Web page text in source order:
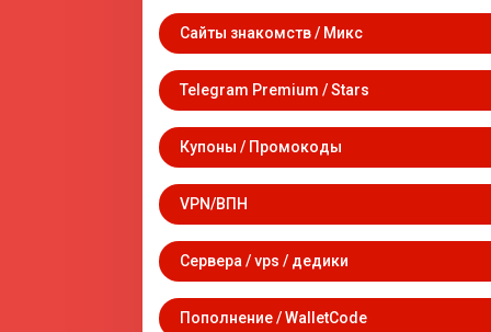
Сайты знакомств / Микс
Telegram Premium / Stars
Купоны / Промокоды
VPN/ВПН
Сервера / vps / дедики
Пополнение / WalletCode